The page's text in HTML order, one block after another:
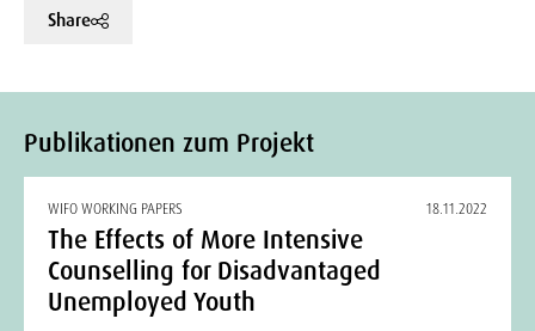
Share
Publikationen zum Projekt
WIFO WORKING PAPERS 18.11.2022
The Effects of More Intensive
Counselling for Disadvantaged
Unemployed Youth